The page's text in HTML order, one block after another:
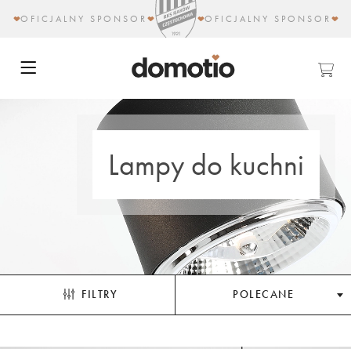
OFICJALNY SPONSOR OFICJALNY SPONSOR
Lampy do kuchni
FILTRY POLECANE